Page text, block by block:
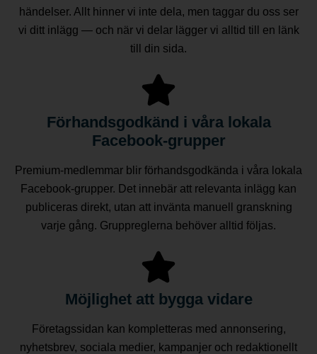
händelser. Allt hinner vi inte dela, men taggar du oss ser
vi ditt inlägg — och när vi delar lägger vi alltid till en länk
till din sida.
Förhandsgodkänd i våra lokala
Facebook-grupper
Premium-medlemmar blir förhandsgodkända i våra lokala
Facebook-grupper. Det innebär att relevanta inlägg kan
publiceras direkt, utan att invänta manuell granskning
varje gång. Gruppreglerna behöver alltid följas.
Möjlighet att bygga vidare
Företagssidan kan kompletteras med annonsering,
nyhetsbrev, sociala medier, kampanjer och redaktionellt